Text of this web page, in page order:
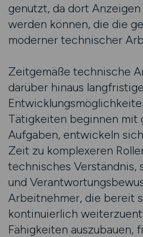
genutzt, da dort
werden können, die die
moderner technischer
Zeitgemäße technische
darüber hinaus langfristige
Tätigkeiten beginnen mit
Aufgaben, entwickeln
Zeit zu komplexeren
technisches Verständnis,
und
Arbeitnehmer, die bereit
kontinuierlich
Fähigkeiten auszubauen,